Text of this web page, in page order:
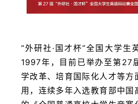
“外研社·国才杯”全国大学生
1997年，目前已举办至第27
学改革、培育国际化人才等方
用，连续多年入选教育部中国